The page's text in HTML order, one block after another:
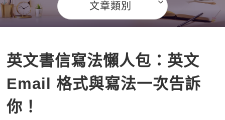
課程總覽
英文課程總表
英文會話
商用英文
免費資源
文章類別
英文書信寫法懶人包：英文
Email 格式與寫法一次告訴
你！